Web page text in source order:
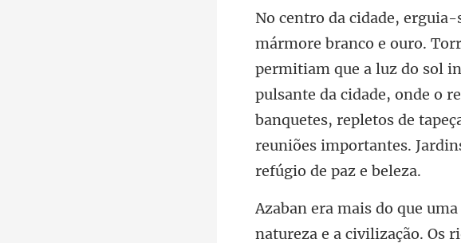
que a luz do sol
pulsante da cidade, onde o
banquetes, reple